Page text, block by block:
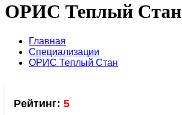
ОРИС Теплый Стан
Главная
Специализации
ОРИС Теплый Стан
Рейтинг: 5